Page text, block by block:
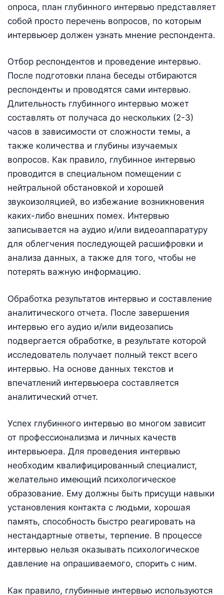
опроса, план глубинного интервью представляет
собой просто перечень вопросов, по которым
интервьюер должен узнать мнение респондента.
Отбор респондентов и проведение интервью.
После подготовки плана беседы отбираются
респонденты и проводятся сами интервью.
Длительность глубинного интервью может
составлять от получаса до нескольких (2-3)
часов в зависимости от сложности темы, а
также количества и глубины изучаемых
вопросов. Как правило, глубинное интервью
проводится в специальном помещении с
нейтральной обстановкой и хорошей
звукоизоляцией, во избежание возникновения
каких-либо внешних помех. Интервью
записывается на аудио и/или видеоаппаратуру
для облегчения последующей расшифровки и
анализа данных, а также для того, чтобы не
потерять важную информацию.
Обработка результатов интервью и составление
аналитического отчета. После завершения
интервью его аудио и/или видеозапись
подвергается обработке, в результате которой
исследователь получает полный текст всего
интервью. На основе данных текстов и
впечатлений интервьюера составляется
аналитический отчет.
Успех глубинного интервью во многом зависит
от профессионализма и личных качеств
интервьюера. Для проведения интервью
необходим квалифицированный специалист,
желательно имеющий психологическое
образование. Ему должны быть присущи навыки
установления контакта с людьми, хорошая
память, способность быстро реагировать на
нестандартные ответы, терпение. В процессе
интервью нельзя оказывать психологическое
давление на опрашиваемого, спорить с ним.
Как правило, глубинные интервью используются